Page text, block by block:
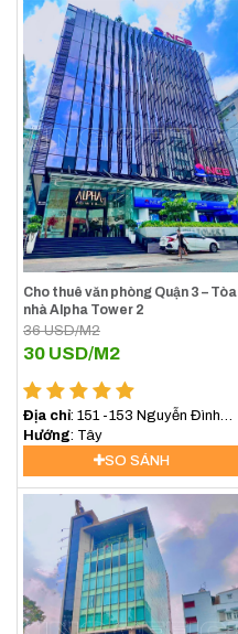
Cho thuê văn phòng Quận 3 – Tòa
nhà Alpha Tower 2
36USD/M2
30 USD/M2
Địa chỉ: 151 -153 Nguyễn Đình
Chiểu, Phường 6, Quận 3
Hướng : Tây
SO SÁNH